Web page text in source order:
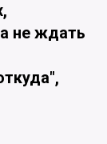
не ждать